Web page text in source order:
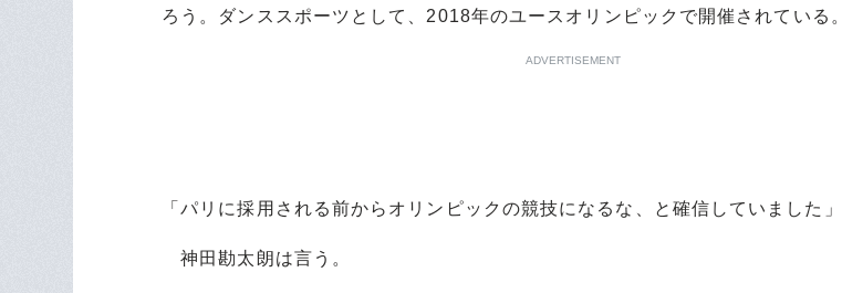
ろう。ダンススポーツとして、2018年のユースオリンピックで開催されている。
ADVERTISEMENT
「パリに採用される前からオリンピックの競技になるな、と確信していました」
神田勘太朗は言う。